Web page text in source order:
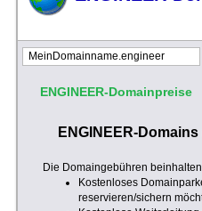
ENGINEER-Domainpreise
ENGINEER-Domains
Die Domaingebühren
Kostenloses
reservieren/sichern